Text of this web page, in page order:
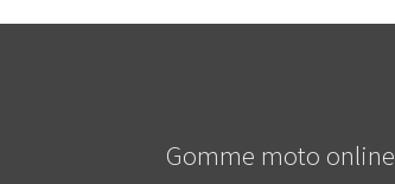
Gomme moto online